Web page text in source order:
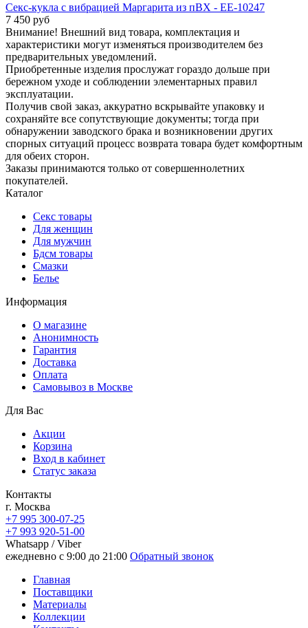
Секс-кукла с вибрацией Маргарита из пВХ - EE-10247
7 450 руб
Внимание! Внешний вид товара, комплектация и
характеристики могут изменяться производителем без
предварительных уведомлений.
Приобретенные изделия прослужат гораздо дольше при
бережном уходе и соблюдении элементарных правил
эксплуатации.
Получив свой заказ, аккуратно вскрывайте упаковку и
сохраняйте все сопутствующие документы; тогда при
обнаружении заводского брака и возникновении других
спорных ситуаций процесс возврата товара будет комфортным
для обеих сторон.
Заказы принимаются только от совершеннолетних
покупателей.
Каталог
Секс товары
Для женщин
Для мужчин
Бдсм товары
Смазки
Белье
Информация
О магазине
Анонимность
Гарантия
Доставка
Oплата
Самовывоз в Москве
Для Вас
Акции
Корзина
Вход в кабинет
Статус заказа
Контакты
г. Москва
+7 995 300-07-25
+7 993 920-51-00
Whatsapp / Viber
ежедневно с 9:00 до 21:00 Обратный звонок
Главная
Поставщики
Материалы
Коллекции